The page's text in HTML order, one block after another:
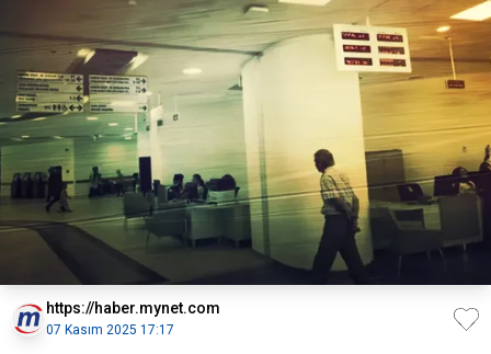
https://haber.mynet.com
07 Kasım 2025 17:17